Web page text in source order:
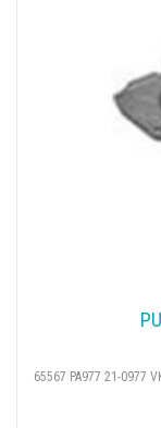
65567 PA977 21-0977